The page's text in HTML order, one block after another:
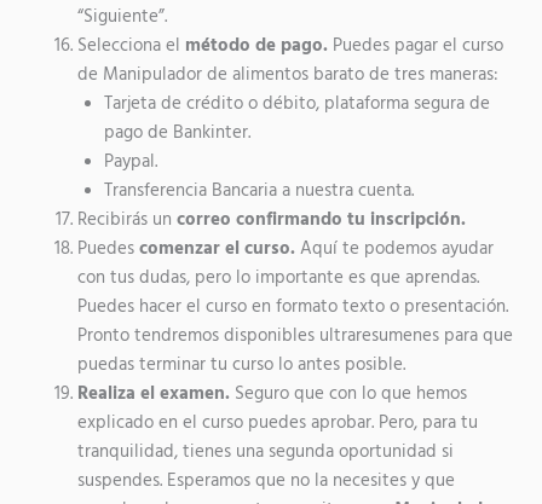
“Siguiente”.
Selecciona el método de pago. Puedes pagar el curso
de Manipulador de alimentos barato de tres maneras:
Tarjeta de crédito o débito, plataforma segura de
pago de Bankinter.
Paypal.
Transferencia Bancaria a nuestra cuenta.
Recibirás un correo confirmando tu inscripción.
Puedes comenzar el curso.Aquí te podemos ayudar
con tus dudas, pero lo importante es que aprendas.
Puedes hacer el curso en formato texto o presentación.
Pronto tendremos disponibles ultraresumenes para que
puedas terminar tu curso lo antes posible.
Realiza el examen.Seguro que con lo que hemos
explicado en el curso puedes aprobar. Pero, para tu
tranquilidad, tienes una segunda oportunidad si
suspendes. Esperamos que no la necesites y que